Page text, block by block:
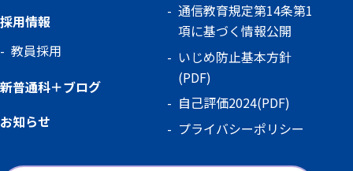
採用情報
教員採用
新普通科＋ブログ
お知らせ
通信教育規定第14条第1
項に基づく情報公開
いじめ防止基本方針
(PDF)
自己評価2024(PDF)
プライバシーポリシー